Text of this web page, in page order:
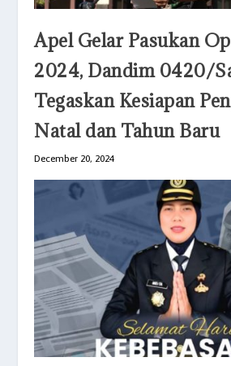
Apel Gelar Pasukan
2024, Dandim 0420/
Tegaskan Kesiapan
Natal dan Tahun Baru
December 20, 2024